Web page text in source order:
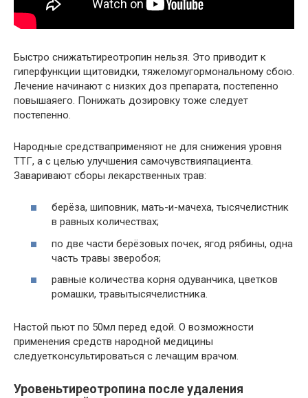
Быстро снижатьтиреотропин нельзя. Это приводит к
гиперфункции щитовидки, тяжеломугормональному сбою.
Лечение начинают с низких доз препарата, постепенно
повышаяего. Понижать дозировку тоже следует
постепенно.
Народные средстваприменяют не для снижения уровня
ТТГ, а с целью улучшения самочувствияпациента.
Заваривают сборы лекарственных трав:
берёза, шиповник, мать-и-мачеха, тысячелистник
в равных количествах;
по две части берёзовых почек, ягод рябины, одна
часть травы зверобоя;
равные количества корня одуванчика, цветков
ромашки, травытысячелистника.
Настой пьют по 50мл перед едой. О возможности
применения средств народной медицины
следуетконсультироваться с лечащим врачом.
Уровеньтиреотропина после удаления